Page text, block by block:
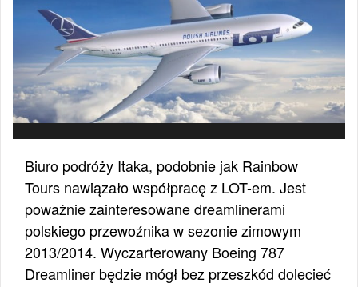
Biuro podróży Itaka, podobnie jak Rainbow
Tours nawiązało współpracę z LOT-em. Jest
poważnie zainteresowane dreamlinerami
polskiego przewoźnika w sezonie zimowym
2013/2014. Wyczarterowany Boeing 787
Dreamliner będzie mógł bez przeszkód dolecieć